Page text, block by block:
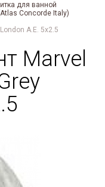
для ванной
Concorde Italy)
A.E. 5x2.5
Marvel